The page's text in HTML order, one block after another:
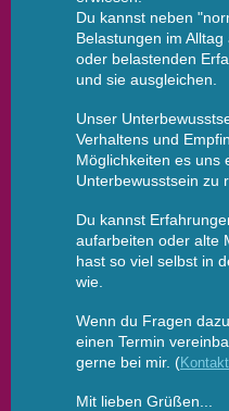
Du kannst neben
Belastungen im
oder belastenden
und sie ausgleichen
Unser
Verhaltens und
Möglichkeiten es uns
Unterbewusstsein zu
Du kannst
aufarbeiten oder alte
hast so viel selbst in
wie.
Wenn du Fragen
einen Termin
gerne bei mir. (Kontakt
Mit lieben Grüßen...